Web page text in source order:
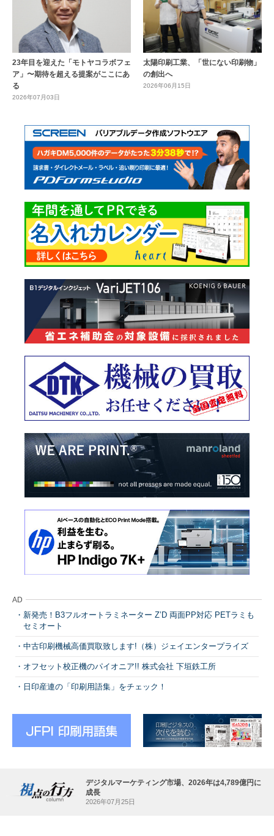
23年目を迎えた「モトヤコラボフェ
ア」〜期待を超える提案がここにあ
る
2026年07月03日
太陽印刷工業、「世にない印刷物」
の創出へ
2026年06月15日
AD
新発売！B3フルオートラミネーター Z’D 両面PP対応 PETラミも
セミオート
中古印刷機械高価買取致します!（株）ジェイエンタープライズ
オフセット校正機のパイオニア!! 株式会社 下垣鉄工所
日印産連の「印刷用語集」をチェック！
デジタルマーケティング市場、2026年は4,789億円に
成長
2026年07月25日